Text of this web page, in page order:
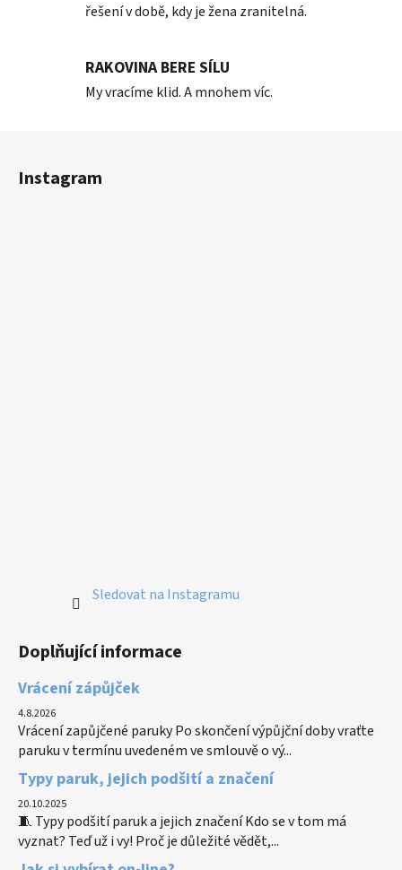
řešení v době, kdy je žena zranitelná.
RAKOVINA BERE SÍLU
My vracíme klid. A mnohem víc.
Instagram
Sledovat na Instagramu
Doplňující informace
Vrácení zápůjček
4.8.2026
Vrácení zapůjčené paruky Po skončení výpůjční doby vraťte
paruku v termínu uvedeném ve smlouvě o vý...
Typy paruk, jejich podšití a značení
20.10.2025
🧵 Typy podšití paruk a jejich značení Kdo se v tom má
vyznat? Teď už i vy! Proč je důležité vědět,...